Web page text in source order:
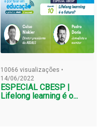
10066 visualizações •
14/06/2022
ESPECIAL CBESP |
Lifelong learning é o...